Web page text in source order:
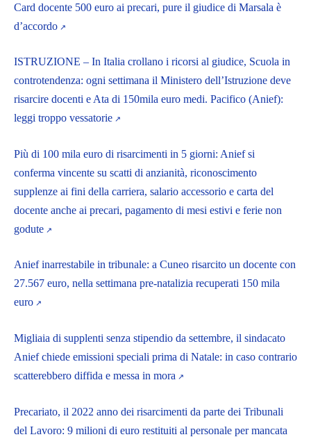
Card docente 500 euro ai precari, pure il giudice di Marsala è
d’accordo
ISTRUZIONE – In Italia crollano i ricorsi al giudice, Scuola in
controtendenza: ogni settimana il Ministero dell’Istruzione deve
risarcire docenti e Ata di 150mila euro medi. Pacifico (Anief):
leggi troppo vessatorie
Più di 100 mila euro di risarcimenti in 5 giorni: Anief si
conferma vincente su scatti di anzianità, riconoscimento
supplenze ai fini della carriera, salario accessorio e carta del
docente anche ai precari, pagamento di mesi estivi e ferie non
godute
Anief inarrestabile in tribunale: a Cuneo risarcito un docente con
27.567 euro, nella settimana pre-natalizia recuperati 150 mila
euro
Migliaia di supplenti senza stipendio da settembre, il sindacato
Anief chiede emissioni speciali prima di Natale: in caso contrario
scatterebbero diffida e messa in mora
Precariato, il 2022 anno dei risarcimenti da parte dei Tribunali
del Lavoro: 9 milioni di euro restituiti al personale per mancata